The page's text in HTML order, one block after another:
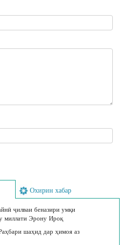
Охирин хабар
ҷилваи беназири умқи
миллати Эрону Ироқ
шаҳид дар ҳимоя аз